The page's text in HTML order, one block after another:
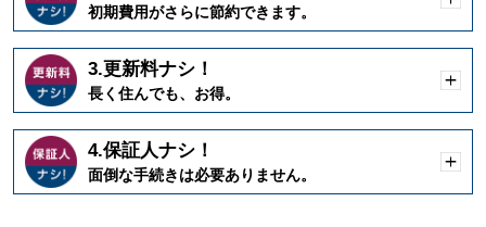
初期費用がさらに節約できます。
く
3.更新料ナシ！
長く住んでも、お得。
く
4.保証人ナシ！
面倒な手続きは必要ありません。
く